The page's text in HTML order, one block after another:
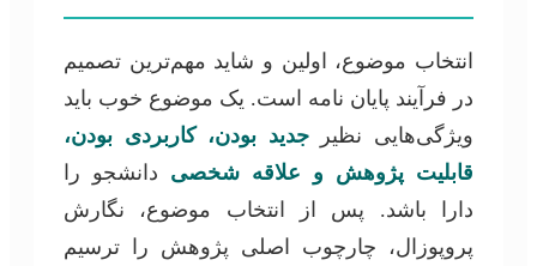
انتخاب موضوع، اولین و شاید مهم‌ترین تصمیم
در فرآیند پایان نامه است. یک موضوع خوب باید
ویژگی‌هایی نظیرجدید بودن، کاربردی بودن،
قابلیت پژوهش و علاقه شخصی دانشجو را
دارا باشد. پس از انتخاب موضوع، نگارش
پروپوزال، چارچوب اصلی پژوهش را ترسیم